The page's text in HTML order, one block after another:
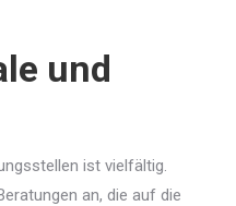
und
ist vielfältig.
an, die auf die